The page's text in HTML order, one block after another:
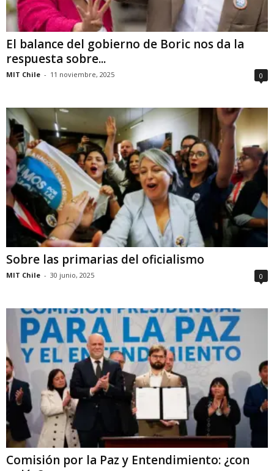
El balance del gobierno de Boric nos da la
respuesta sobre...
MIT Chile - 11 noviembre, 2025 0
Sobre las primarias del oficialismo
MIT Chile - 30 junio, 2025 0
Comisión por la Paz y Entendimiento: ¿con